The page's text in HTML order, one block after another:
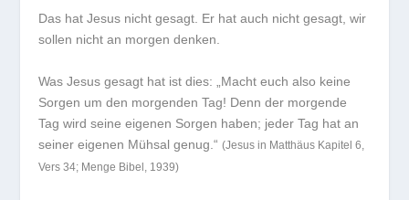
Das hat Jesus nicht gesagt. Er hat auch nicht gesagt, wir
sollen nicht an morgen denken.
Was Jesus gesagt hat ist dies:
„Macht euch also keine
Sorgen um den morgenden Tag! Denn der morgende
Tag wird seine eigenen Sorgen haben; jeder Tag hat an
seiner eigenen Mühsal genug.“ (Jesus in Matthäus Kapitel 6,
Vers 34; Menge Bibel, 1939)